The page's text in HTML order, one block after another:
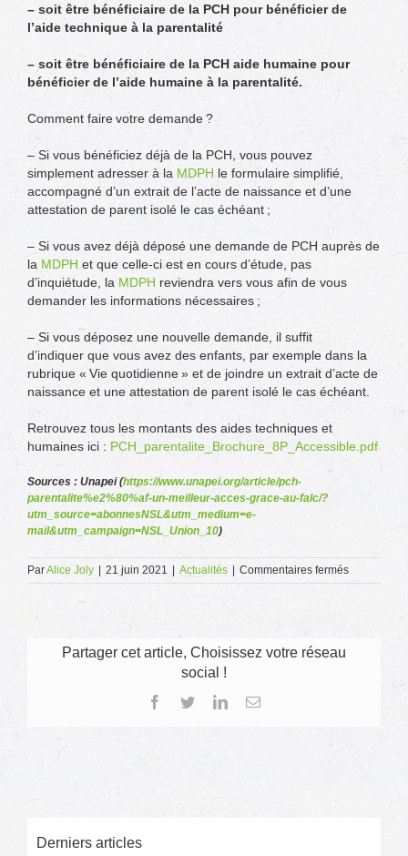
– soit être bénéficiaire de la PCH pour bénéficier de
l’aide technique à la parentalité
– soit être bénéficiaire de la PCH aide humaine pour
bénéficier de l’aide humaine à la parentalité.
Comment faire votre demande ?
– Si vous bénéficiez déjà de la PCH, vous pouvez
simplement adresser à la MDPH le formulaire simplifié,
accompagné d’un extrait de l’acte de naissance et d’une
attestation de parent isolé le cas échéant ;
– Si vous avez déjà déposé une demande de PCH auprès de
la MDPH et que celle-ci est en cours d’étude, pas
d’inquiétude, la MDPH reviendra vers vous afin de vous
demander les informations nécessaires ;
– Si vous déposez une nouvelle demande, il suffit
d’indiquer que vous avez des enfants, par exemple dans la
rubrique « Vie quotidienne » et de joindre un extrait d’acte de
naissance et une attestation de parent isolé le cas échéant.
Retrouvez tous les montants des aides techniques et
humaines ici : PCH_parentalite_Brochure_8P_Accessible.pdf
Sources : Unapei (https://www.unapei.org/article/pch-
parentalite%e2%80%af-un-meilleur-acces-grace-au-falc/?
utm_source=abonnesNSL&utm_medium=e-
mail&utm_campaign=NSL_Union_10)
ParAlice Joly | 21 juin 2021 | Actualités | Commentaires ferméssur
PCH
Partager cet article, Choisissez votre réseau
social !
Facebook
TwitterLinkedInEmail
Derniers articles